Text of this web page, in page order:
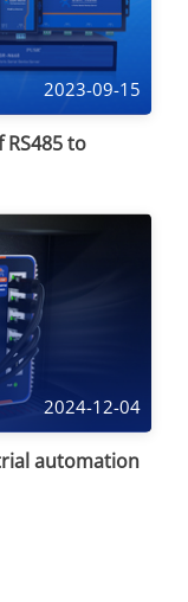
2023-09-15
to
2024-12-04
automation